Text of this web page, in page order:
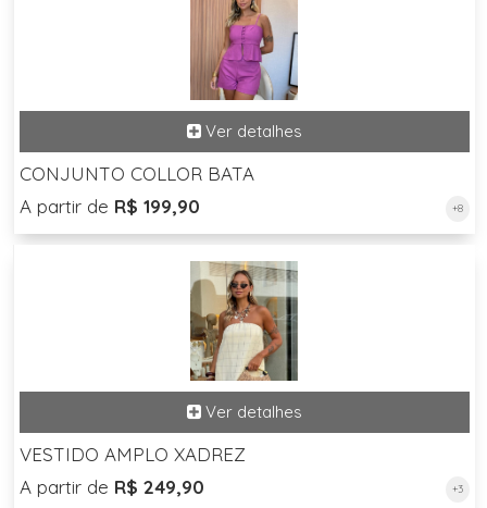
CONJUNTO COLLOR BATA
A partir de R$ 199,90 +8
VESTIDO AMPLO XADREZ
A partir de R$ 249,90 +3